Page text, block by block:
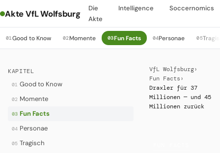
Akte VfL Wolfsburg
Die
Akte
Intelligence Soccernomics
01Good to Know 02Momente 03Fun Facts 04Personae 05
KAPITEL
01 Good to Know
02 Momente
03 Fun Facts
04 Personae
05 Tragisch
VfL Wolfsburg›
Fun Facts ›
Draxler für 37
Millionen — und 45
Millionen zurück